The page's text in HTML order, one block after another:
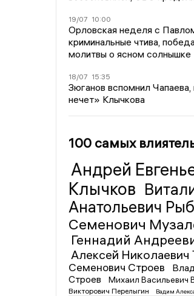
19/07 10:00
Орловская неделя с
криминальные чтива,
молитвы о ясном солнышке
18/07 15:35
Зюганов вспомнил
нечет» Клычкова
100 самых
Андрей
Клычков
Анатольевич
Семенович
Геннадий
Алексей
Семенович Строев
Строев
Михаил Васильевич
Викторович Перелыгин
Вадим